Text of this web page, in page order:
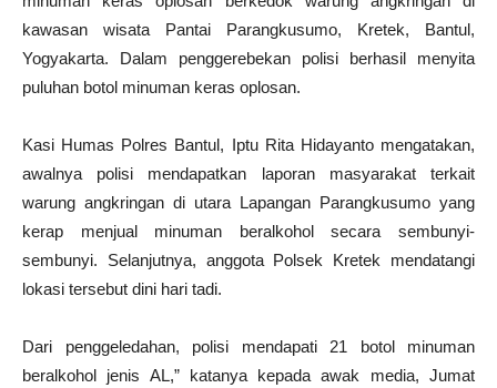
kawasan wisata Pantai Parangkusumo, Kretek, Bantul,
Yogyakarta. Dalam penggerebekan polisi berhasil menyita
puluhan botol minuman keras oplosan.
Kasi Humas Polres Bantul, Iptu Rita Hidayanto mengatakan,
awalnya polisi mendapatkan laporan masyarakat terkait
warung angkringan di utara Lapangan Parangkusumo yang
kerap menjual minuman beralkohol secara sembunyi-
sembunyi. Selanjutnya, anggota Polsek Kretek mendatangi
lokasi tersebut dini hari tadi.
Dari penggeledahan, polisi mendapati 21 botol minuman
beralkohol jenis AL,” katanya kepada awak media, Jumat